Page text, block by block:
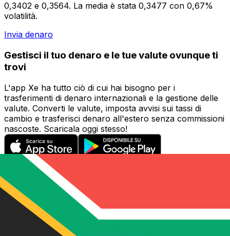
0,3402 e 0,3564. La media è stata 0,3477 con 0,67%
volatilità.
Invia denaro
Gestisci il tuo denaro e le tue valute ovunque ti
trovi
L'app Xe ha tutto ciò di cui hai bisogno per i
trasferimenti di denaro internazionali e la gestione delle
valute. Converti le valute, imposta avvisi sui tassi di
cambio e trasferisci denaro all'estero senza commissioni
nascoste. Scaricala oggi stesso!